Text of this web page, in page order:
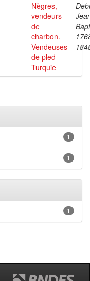
Nègres,
vendeurs
de
charbon.
Vendeuses
de pled
Turquie
1
1
1